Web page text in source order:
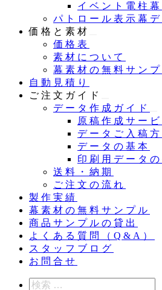
イベント電柱幕
パトロール表示幕
価格と素材
価格表
素材について
幕素材の無料サンプ
自動見積り
ご注文ガイド
データ作成ガイド
原稿作成サービ
データご入稿方
データの基本
印刷用データ
送料・納期
ご注文の流れ
製作実績
幕素材の無料サンプル
商品サンプルの貸出
よくある質問（Q&A）
スタッフブログ
お問合せ
検